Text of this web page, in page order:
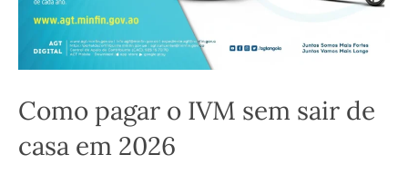
Como pagar o IVM sem sair de
casa em 2026